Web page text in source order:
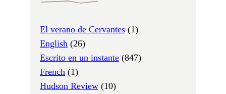
El verano de Cervantes (1)
English (26)
Escrito en un instante (847)
French (1)
Hudson Review (10)